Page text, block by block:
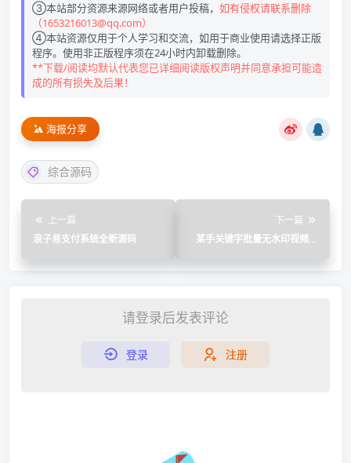
③本站部分资源来源网络或者用户投稿， 如有侵权请联系删除
（1653216013@qq.com）
④本站资源仅用于个人学习和交流，如用于商业使用请选择正版
程序。使用非正版程序须在24小时内卸载删除。
**下载/阅读均默认代表您已详细阅读版权声明并同意承担可能造
成的所有损失及后果！
海报分享
综合源码
上一篇
浪子易支付系统全新源码
下一篇
某手关键字批量无水印视频采
请登录后发表评论
登录 注册